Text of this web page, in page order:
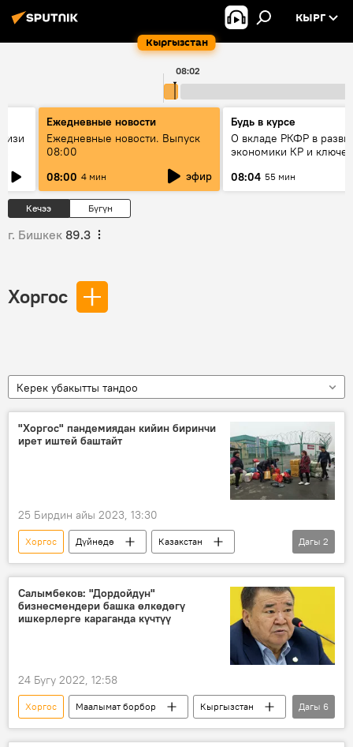
Кыргызстан
КЫРГ
08:02
изи
Ежедневные новости
Ежедневные новости. Выпуск
08:00
08:00 4 мин эфир
Будь в курсе
О вкладе РКФР в
экономики КР и
08:04 55 мин
Кечээ Бүгүн
г. Бишкек 89.3
Хоргос
Керек убакытты тандоо
"Хоргос" пандемиядан кийин биринчи
ирет иштей баштайт
25 Бирдин айы 2023, 13:30
Хоргос Дүйнөдө
Казакстан
Кытай
чек ара
Дагы 2
Салымбеков: "Дордойдун"
бизнесмендери башка өлкөдөгү
ишкерлерге караганда күчтүү
24 Бугу 2022, 12:58
Хоргос Маалымат борбор
Кыргызстан
Казакстан
чек ара
Дагы 6